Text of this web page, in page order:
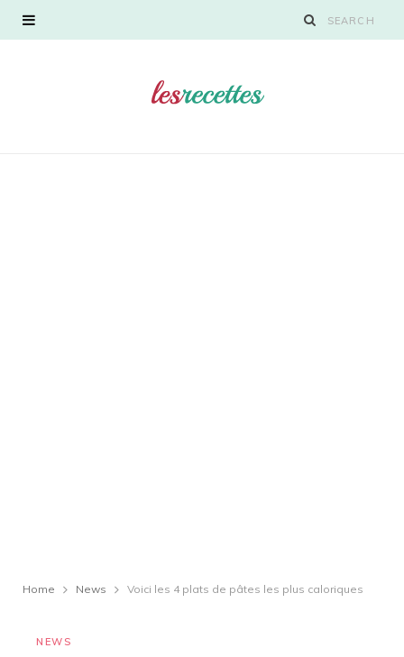
Home News Voici les 4 plats de pâtes les plus caloriques
NEWS